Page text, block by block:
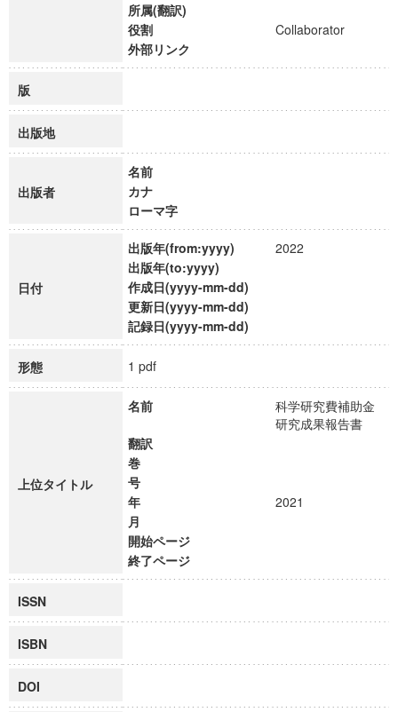
所属(翻訳)
役割
Collaborator
外部リンク
版
出版地
出版者
名前
カナ
ローマ字
日付
出版年(from:yyyy)
2022
出版年(to:yyyy)
作成日(yyyy-mm-dd)
更新日(yyyy-mm-dd)
記録日(yyyy-mm-dd)
形態 1 pdf
上位タイトル
名前
科学研究費補助金
研究成果報告書
翻訳
巻
号
年
2021
月
開始ページ
終了ページ
ISSN
ISBN
DOI